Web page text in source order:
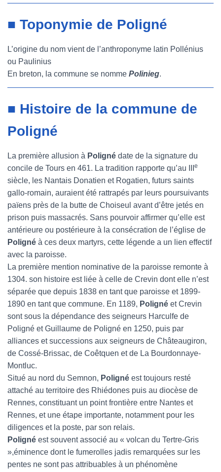
■ Toponymie de Poligné
L’origine du nom vient de l’anthroponyme latin Pollénius
ou Paulinius
En breton, la commune se nomme Polinieg.
■ Histoire de la commune de
Poligné
La première allusion à Poligné date de la signature du
concile de Tours en 461. La tradition rapporte qu’au III
e
siècle, les Nantais Donatien et Rogatien, futurs saints
gallo-romain, auraient été rattrapés par leurs poursuivants
païens près de la butte de Choiseul avant d’être jetés en
prison puis massacrés. Sans pourvoir affirmer qu’elle est
antérieure ou postérieure à la consécration de l’église de
Poligné à ces deux martyrs, cette légende a un lien effectif
avec la paroisse.
La première mention nominative de la paroisse remonte à
1304. son histoire est liée à celle de Crevin dont elle n’est
séparée que depuis 1838 en tant que paroisse et 1899-
1890 en tant que commune. En 1189, Poligné et Crevin
sont sous la dépendance des seigneurs Harculfe de
Poligné et Guillaume de Poligné en 1250, puis par
alliances et successions aux seigneurs de Châteaugiron,
de Cossé-Brissac, de Coêtquen et de La Bourdonnaye-
Montluc.
Situé au nord du Semnon, Poligné est toujours resté
attaché au territoire des Rhiédones puis au diocèse de
Rennes, constituant un point frontière entre Nantes et
Rennes, et une étape importante, notamment pour les
diligences et la poste, par son relais.
Poligné est souvent associé au « volcan du Tertre-Gris
»,éminence dont le fumerolles jadis remarquées sur les
pentes ne sont pas attribuables à un phénomène